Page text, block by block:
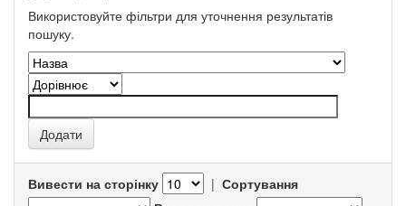
Використовуйте фільтри для уточнення результатів
пошуку.
Вивести на сторінку | Сортування